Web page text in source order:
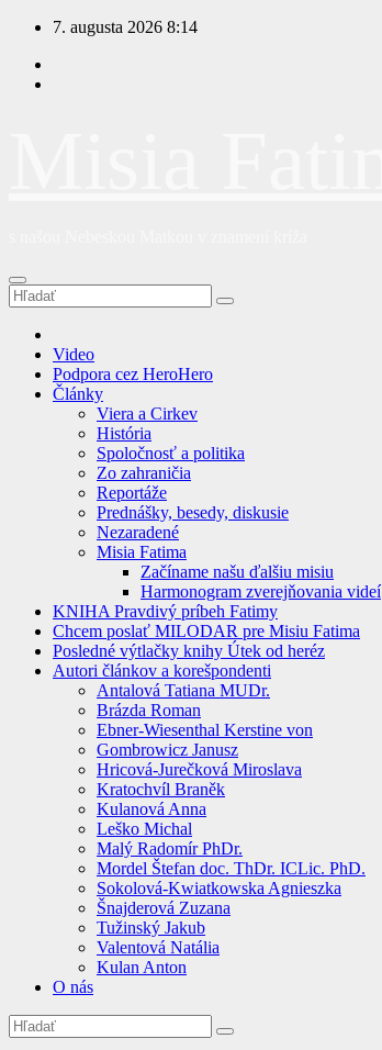
Prejsť
obsah
7. augusta 2026 8:14
Video
Podpora cez HeroHero
Články
Viera a Cirkev
História
Spoločnosť a politika
Zo zahraničia
Reportáže
Prednášky, besedy, diskusie
Nezaradené
Misia Fatima
Začíname našu ďalšiu misiu
Harmonogram zverejňovania videí
KNIHA Pravdivý príbeh Fatimy
Chcem poslať MILODAR pre Misiu Fatima
Posledné výtlačky knihy Útek od heréz
Autori článkov a korešpondenti
Antalová Tatiana MUDr.
Brázda Roman
Ebner-Wiesenthal Kerstine von
Gombrowicz Janusz
Hricová-Jurečková Miroslava
Kratochvíl Braněk
Kulanová Anna
Leško Michal
Malý Radomír PhDr.
Mordel Štefan doc. ThDr. ICLic. PhD.
Sokolová-Kwiatkowska Agnieszka
Šnajderová Zuzana
Tužinský Jakub
Valentová Natália
Kulan Anton
O nás